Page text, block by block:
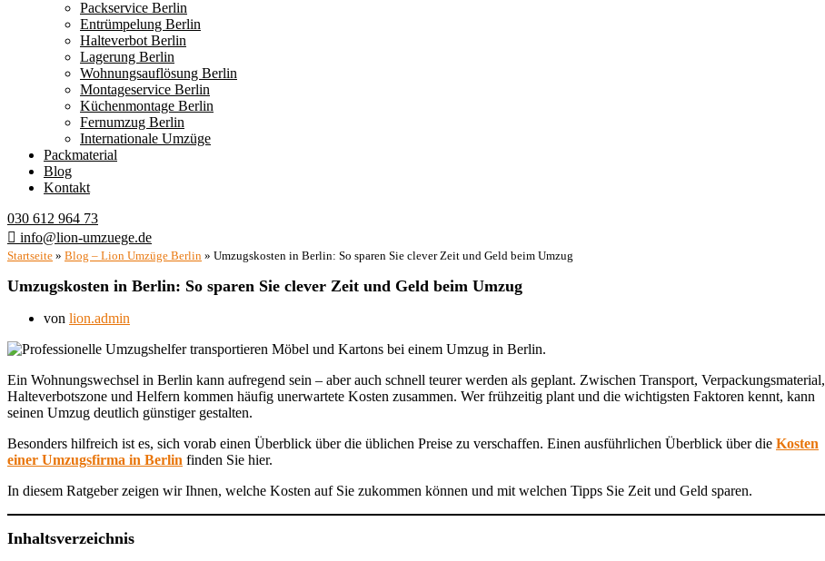
Packservice Berlin
Entrümpelung Berlin
Halteverbot Berlin
Lagerung Berlin
Wohnungsauflösung Berlin
Montageservice Berlin
Küchenmontage Berlin
Fernumzug Berlin
Internationale Umzüge
Packmaterial
Blog
Kontakt
030 612 964 73
info@lion-umzuege.de
Startseite » Blog – Lion Umzüge Berlin » Umzugskosten in Berlin: So sparen Sie clever Zeit und Geld beim Umzug
Umzugskosten in Berlin: So sparen Sie clever Zeit und Geld beim Umzug
von lion.admin
Ein Wohnungswechsel in Berlin kann aufregend sein – aber auch schnell teurer werden als geplant. Zwischen Transport, Verpackungsmaterial,
Halteverbotszone und Helfern kommen häufig unerwartete Kosten zusammen. Wer frühzeitig plant und die wichtigsten Faktoren kennt, kann
seinen Umzug deutlich günstiger gestalten.
Besonders hilfreich ist es, sich vorab einen Überblick über die üblichen Preise zu verschaffen. Einen ausführlichen Überblick über die Kosten
einer Umzugsfirma in Berlin finden Sie hier.
In diesem Ratgeber zeigen wir Ihnen, welche Kosten auf Sie zukommen können und mit welchen Tipps Sie Zeit und Geld sparen.
Inhaltsverzeichnis